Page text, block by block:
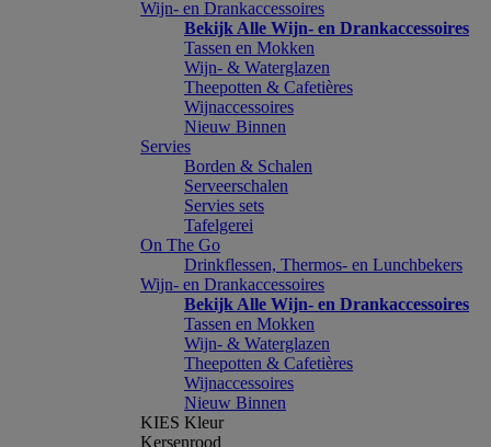
Wijn- en Drankaccessoires
Bekijk Alle Wijn- en Drankaccessoires
Tassen en Mokken
Wijn- & Waterglazen
Theepotten & Cafetières
Wijnaccessoires
Nieuw Binnen
Servies
Borden & Schalen
Serveerschalen
Servies sets
Tafelgerei
On The Go
Drinkflessen, Thermos- en Lunchbekers
Wijn- en Drankaccessoires
Bekijk Alle Wijn- en Drankaccessoires
Tassen en Mokken
Wijn- & Waterglazen
Theepotten & Cafetières
Wijnaccessoires
Nieuw Binnen
KIES Kleur
Kersenrood